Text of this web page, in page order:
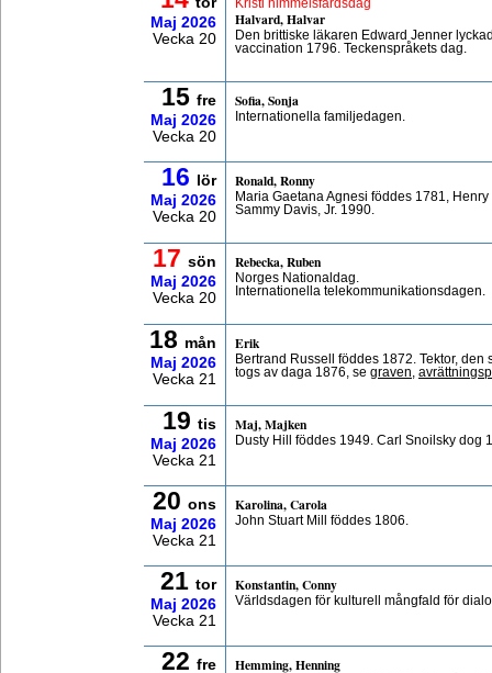
Maj 2026
Vecka 20
Kristi himmelsfärdsdag
Halvard, Halvar
Den brittiske läkaren Edward Jenner
vaccination 1796. Teckenspråkets dag.
15 fre
Maj 2026
Vecka 20
Sofia, Sonja
Internationella familjedagen.
16
lör
Maj 2026
Vecka 20
Ronald, Ronny
Maria Gaetana Agnesi föddes 1781,
Sammy Davis, Jr. 1990.
17 sön
Maj 2026
Vecka 20
Rebecka, Ruben
Norges Nationaldag.
Internationella telekommunikationsdagen.
18 mån
Maj 2026
Vecka 21
Erik
Bertrand Russell föddes 1872. Tektor,
togs av daga 1876, se graven
19 tis
Maj 2026
Vecka 21
Maj, Majken
Dusty Hill föddes 1949. Carl Snoilsky dog
20 ons
Maj 2026
Vecka 21
Karolina, Carola
John Stuart Mill föddes 1806.
21 tor
Maj 2026
Vecka 21
Konstantin, Conny
Världsdagen för kulturell mångfald för
22 fre
Hemming, Henning